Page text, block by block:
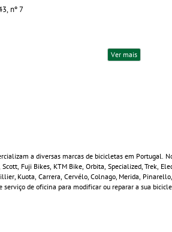
nº 7
Ver mais
a diversas marcas de bicicletas em Portugal.
Fuji Bikes, KTM Bike, Orbita, Specialized, Trek,
Kuota, Carrera, Cervélo, Colnago, Merida,
serviço de oficina para modificar ou reparar a sua